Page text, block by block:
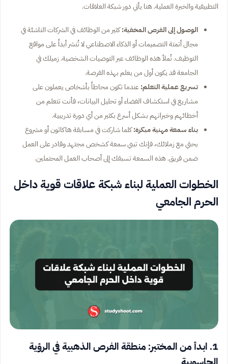
التطبيقية والخبرة العملية. هنا يأتي دور شبكة العلاقات.
الوصول إلى الفرص المخفية:كثير من الوظائف في الشركات الناشئة في
مجال أتمتة التصميمات أو الذكاء الاصطناعي لا تُنشر أبداً على مواقع
التوظيف. تُملأ هذه الوظائف عبر التوصيات الشخصية. زميلك في
الجامعة قد يكون أول من يعلم بهذه الفرصة.
تسريع عملية التعلم:عندما تكون محاطاً بأشخاص يعملون على
مشاريع في استكشاف الفضاء أو تحليل البيانات، فأنت تتعلم من
أخطائهم وخبراتهم بشكل أسرع بكثير من أي دورة تدريبية.
بناء سمعة مهنية مبكرة:كلما شاركت في مسابقة هاكاثون أو مشروع
بحثي مع زملائك، فإنك تبني سمعة كشخص مجتهد وقادر على العمل
ضمن فريق. هذه السمعة تسبقك إلى أصحاب العمل المحتملين.
الخطوات العملية لبناء شبكة علاقات قوية داخل
الحرم الجامعي
1. ابدأ من المختبر: منطقة الفرص الذهبية في الرؤية